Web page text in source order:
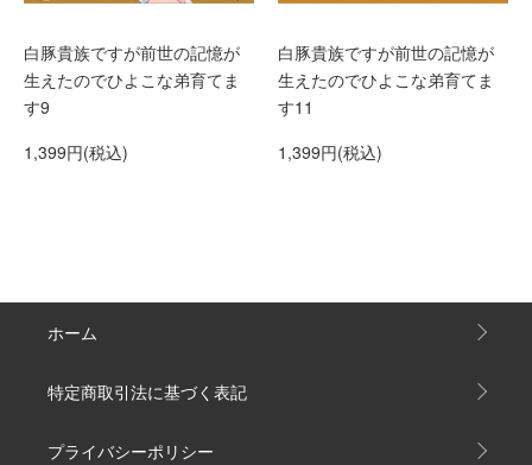
白豚貴族ですが前世の記憶が
生えたのでひよこな弟育てま
す9
1,399円(税込)
白豚貴族ですが前世の記憶が
生えたのでひよこな弟育てま
す11
1,399円(税込)
ホーム
特定商取引法に基づく表記
プライバシーポリシー